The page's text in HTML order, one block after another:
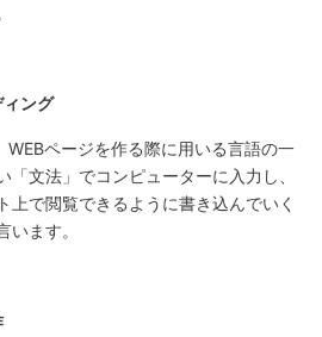
ング
WEBページを作る際に用いる言語の一
文法」でコンピューターに入力し、
上で閲覧できるように書き込んでいく
います。